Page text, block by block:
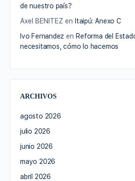
de nuestro país?
Axel BENITEZ en Itaipú: Anexo C
Ivo Fernandez enReforma del
necesitamos, cómo lo hacemos
ARCHIVOS
agosto 2026
julio 2026
junio 2026
mayo 2026
abril 2026